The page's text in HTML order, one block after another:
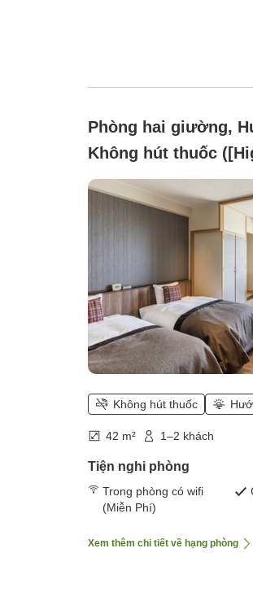
Phòng hai giường,
Không hút thuốc
Up to 2 People /
Không hút thuốc
42 m² 1–2 khách
Tiện nghi phòng
Trong phòng có wifi
(Miễn Phí)
Xem thêm chi tiết về hạng phòng